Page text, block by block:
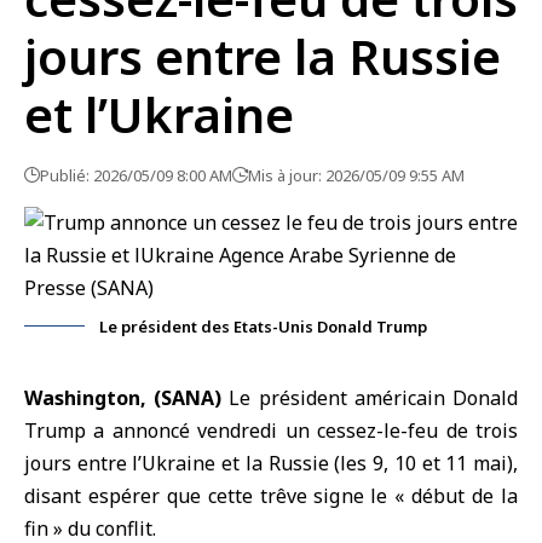
jours entre la Russie
et l’Ukraine
Publié: 2026/05/09 8:00 AM Mis à jour: 2026/05/09 9:55 AM
Le président des Etats-Unis Donald Trump
Washington, (SANA) Le président américain Donald
Trump a annoncé vendredi un cessez-le-feu de trois
jours entre l’Ukraineet la Russie(les 9, 10 et 11 mai),
disant espérer que cette trêve signe le « début de la
fin » du conflit.